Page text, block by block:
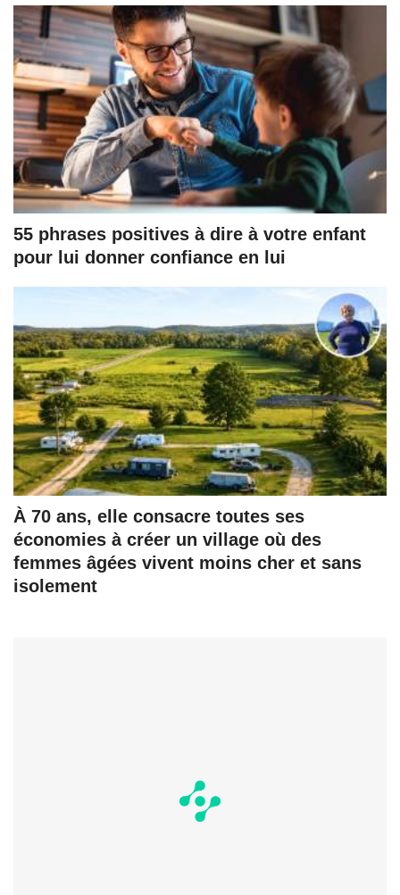
55 phrases positives à dire à votre enfant
pour lui donner confiance en lui
À 70 ans, elle consacre toutes ses
économies à créer un village où des
femmes âgées vivent moins cher et sans
isolement